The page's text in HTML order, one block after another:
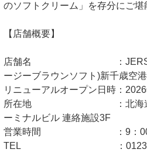
のソフトクリーム」を存分にご堪
【店舗概要】
店舗名 ：JERSEY
ージーブラウンソフト)新千歳空
リニューアルオープン日時：
所在地 ：北海道千歳
ーミナルビル 連絡施設3F
営業時間 ：9：00～20
TEL ：0123-46-